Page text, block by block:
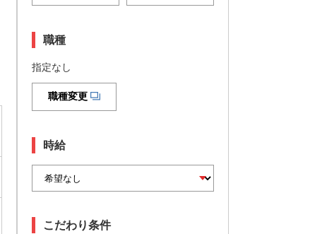
職種
指定なし
職種変更
時給
こだわり条件